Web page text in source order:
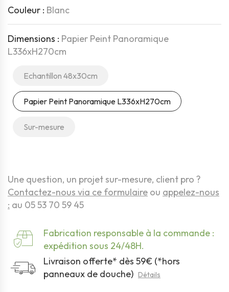
Couleur : Blanc
Dimensions : Papier Peint Panoramique
L336xH270cm
Echantillon 48x30cm
Papier Peint Panoramique L336xH270cm
Sur-mesure
Une question, un projet sur-mesure, client pro ?
Contactez-nous via ce formulaire ou appelez-nous
: au 05 53 70 59 45
Fabrication responsable à la commande :
expédition sous 24/48H.
Livraison offerte* dès 59€ (*hors
panneaux de douche) Détails